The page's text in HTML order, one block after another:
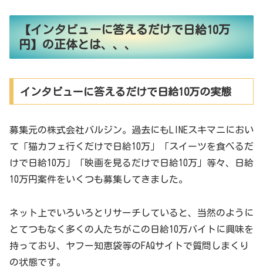
【インタビューに答えるだけで日給10万
円】の正体とは、、、
インタビューに答えるだけで日給10万の実態
募集元の株式会社バルジン。過去にもLINEスキマニにおい
て「猫カフェ行くだけで日給10万」「スイーツを食べるだ
けで日給10万」「映画を見るだけで日給10万」等々、日給
10万円案件をいくつも募集してきました。
ネット上でいろいろとリサーチしていると、当然のように
とてつもなく多くの人たちがこの日給10万バイトに興味を
持っており、ヤフー知恵袋等のFAQサイトで質問しまくり
の状態です。